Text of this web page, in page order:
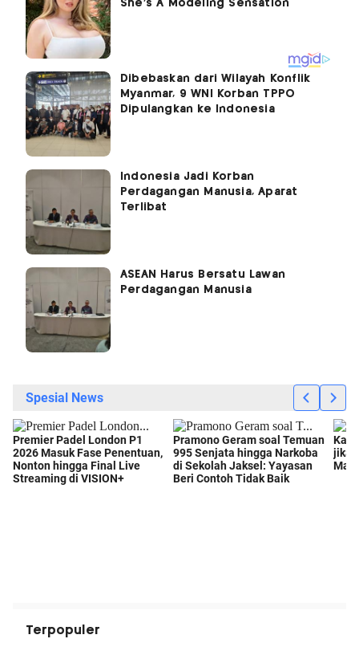
Dibebaskan dari Wilayah Konflik
Myanmar, 9 WNI Korban TPPO
Dipulangkan ke Indonesia
Indonesia Jadi Korban
Perdagangan Manusia, Aparat
Terlibat
ASEAN Harus Bersatu Lawan
Perdagangan Manusia
Terpopuler